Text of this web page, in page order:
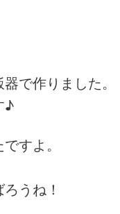
で作りました。
♪
すよ。
うね！